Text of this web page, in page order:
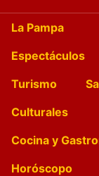
La Pampa
Espectáculos
Turismo
Culturales
Cocina y
Horóscopo